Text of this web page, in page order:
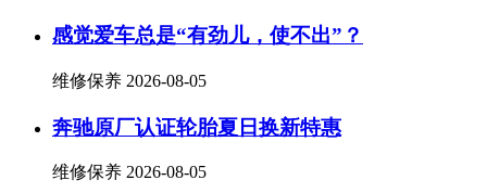
感觉爱车总是“有劲儿，使不出”？
维修保养 2026-08-05
奔驰原厂认证轮胎夏日换新特惠
维修保养 2026-08-05